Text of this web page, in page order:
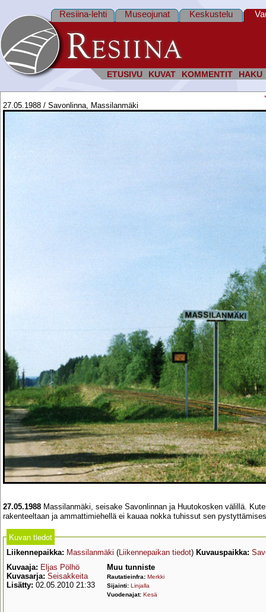
ETUSIVU KUVAT KOMMENTIT HAKU
Resiina-lehti Museojunat Keskustelu
27.05.1988 / Savonlinna, Massilanmäki
27.05.1988 Massilanmäki, seisake Savonlinnan ja Huutokosken välillä.
rakenteeltaan ja ammattimiehellä ei kauaa nokka tuhissut sen
Kuvan tiedot
Liikennepaikka: Massilanmäki (Liikennepaikan tiedot) Kuvauspaikka:
Kuvaaja: Eljas Pölhö
Kuvasarja: Seisakkeita
Lisätty: 02.05.2010 21:33
Muu tunniste
Rautatieinfra: Merkki
Sijainti: Linjalla
Vuodenajat: Kesä